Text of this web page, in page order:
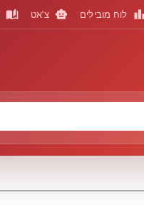
לוח מובילים smart_toy צ'אט auto_stories